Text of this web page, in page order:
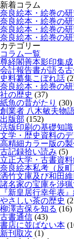
新着コラム
奈良絵本・絵巻の
奈良絵本・絵巻の
奈良絵本・絵巻の
奈良絵本・絵巻の
カテゴリー
コラム一覧
尊経閣善本影印集成
会計報告書が語る
史料纂集こぼれ話
奈良絵本・絵巻の研
社の歴史 (37)
紙魚の昔がたり (30)
創業者 八木敏夫物
出版部 (152)
活版印刷の基礎知識
文学・歴史資料の
高精細カラー版の
古記録拾い読み (5)
立正大学・古書資
奈良絵本私考（反町
洒竹文庫及び和田
諸名家の宝庫を渉猟
『新皇居行幸年表
やさしい茶の歴史
柳澤吉保を知る (16)
古書通信 (43)
書店に並ばない本
新刊取次 (1)